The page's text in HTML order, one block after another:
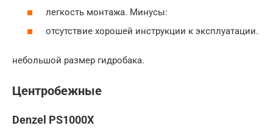
легкость монтажа. Минусы:
отсутствие хорошей инструкции к эксплуатации.
небольшой размер гидробака.
Центробежные
Denzel PS1000X